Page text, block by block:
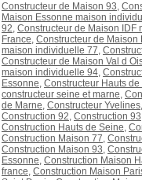
Constructeur de Maison 93,
Maison Essonne maison
92, Constructeur de Maison IDF
France, Constructeur de
maison individuelle 77,
Constructeur de Maison Val d
maison individuelle 94,
Essonne, Constructeur Hauts de
constructeur seine et marne,
de Marne, Constructeur Yvelines,
Construction 92, Construction 93
Construction Hauts de Seine,
Construction Maison 77,
Construction Maison 93,
Essonne, Construction Maison
france, Construction Maison